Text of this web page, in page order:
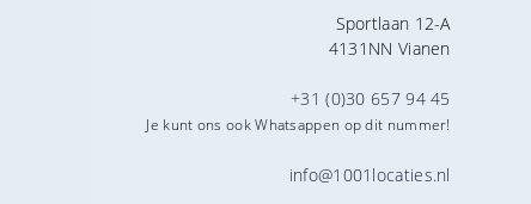
Sportlaan 12-A
4131NN Vianen
+31 (0)30 657 94 45
Je kunt ons ook Whatsappen op dit nummer!
info@1001locaties.nl